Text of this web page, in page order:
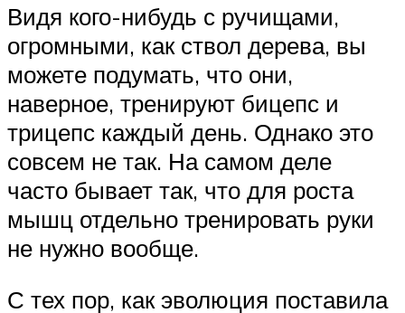
Видя кого-нибудь с ручищами,
огромными, как ствол дерева, вы
можете подумать, что они,
наверное, тренируют бицепс и
трицепс каждый день. Однако это
совсем не так. На самом деле
часто бывает так, что для роста
мышц отдельно тренировать руки
не нужно вообще.
С тех пор, как эволюция поставила